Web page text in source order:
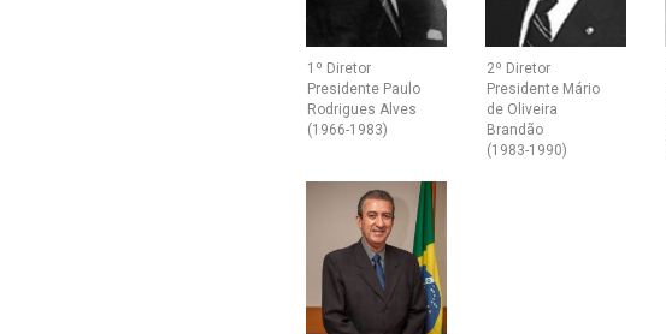
1º Diretor
Presidente Paulo
Rodrigues Alves
(1966-1983)
2º Diretor
Presidente Mário
de Oliveira
Brandão
(1983-1990)